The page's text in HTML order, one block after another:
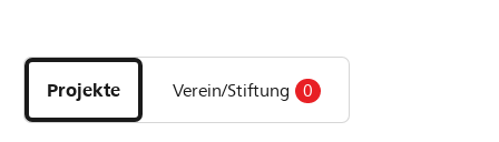
DE FR IT
Projekte
und
Organisationen
Projekte Verein/Stiftung 0